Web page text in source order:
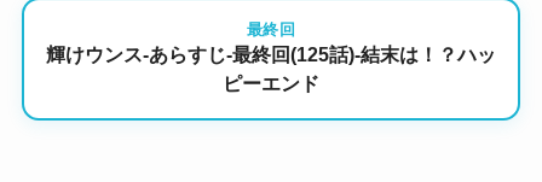
最終回
輝けウンス-あらすじ-最終回(125話)-結末は！？ハッ
ピーエンド